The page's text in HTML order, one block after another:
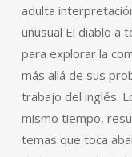
adulta
unusual El diablo a
para explorar la
más allá de sus
trabajo del inglés.
mismo tiempo,
temas que toca